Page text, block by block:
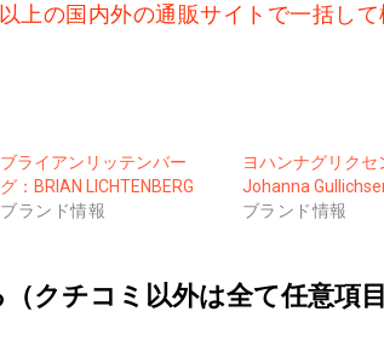
上の国内外の通販サイトで一括し
ブライアンリッテンバー
グ：BRIAN LICHTENBERG
ブランド情報
ヨハンナグリクセ
Johanna
ブランド情報
クチコミ以外は全て任意項